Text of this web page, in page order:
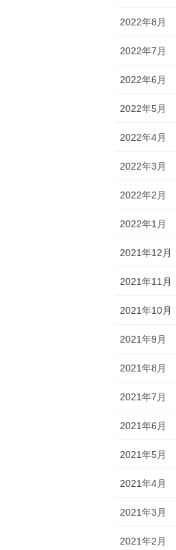
2022年8月
2022年7月
2022年6月
2022年5月
2022年4月
2022年3月
2022年2月
2022年1月
2021年12月
2021年11月
2021年10月
2021年9月
2021年8月
2021年7月
2021年6月
2021年5月
2021年4月
2021年3月
2021年2月